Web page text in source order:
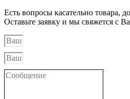
Есть вопросы касательно товара,
Оставьте заявку и мы свяжется с